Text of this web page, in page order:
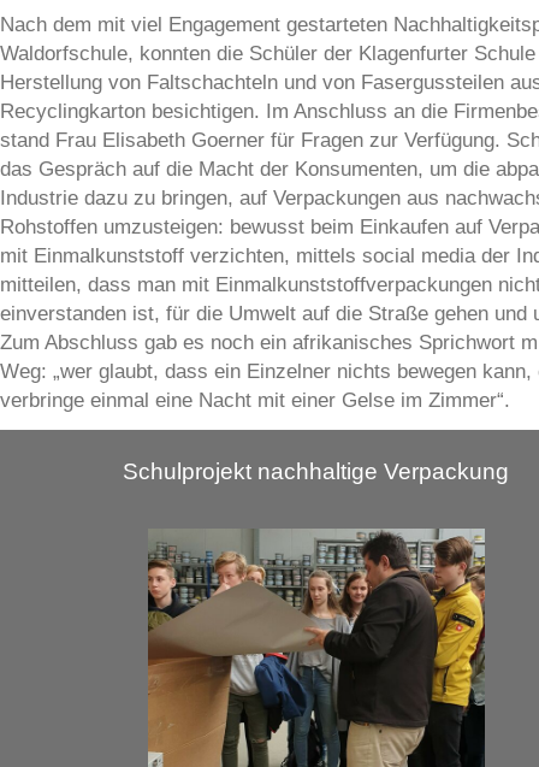
Nach dem mit viel Engagement gestarteten
Waldorfschule, konnten die Schüler der Klagenfurter
Herstellung von Faltschachteln und von Fasergussteilen
Recyclingkarton besichtigen. Im Anschluss an die
stand Frau Elisabeth Goerner für Fragen zur Verfügung.
das Gespräch auf die Macht der Konsumenten, um die
Industrie dazu zu bringen, auf Verpackungen aus
Rohstoffen umzusteigen: bewusst beim Einkaufen auf
mit Einmalkunststoff verzichten, mittels social media der
mitteilen, dass man mit Einmalkunststoffverpackungen
einverstanden ist, für die Umwelt auf die Straße gehen und
Zum Abschluss gab es noch ein afrikanisches Sprichwort
Weg: „wer glaubt, dass ein Einzelner nichts bewegen kann,
verbringe einmal eine Nacht mit einer Gelse im Zimmer“.
Schulprojekt nachhaltige Verpackung